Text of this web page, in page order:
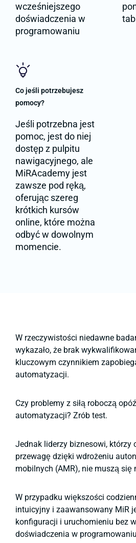
wcześniejszego
doświadczenia w
programowaniu
Co jeśli potrzebujesz
pomocy?
Jeśli potrzebna jest
pomoc, jest do niej
dostęp z pulpitu
nawigacyjnego, ale
MiRAcademy jest
zawsze pod ręką,
oferując szereg
krótkich kursów
online, które można
odbyć w dowolnym
momencie.
W rzeczywistości niedawne
wykazało, że brak
kluczowym czynnikiem
automatyzacji.
Czy problemy z siłą roboczą
automatyzacji? Zrób test.
Jednak liderzy biznesowi, którzy
przewagę dzięki wdrożeniu
mobilnych (AMR), nie muszą się
W przypadku większości
intuicyjny i zaawansowany MiR
konfiguracji i uruchomieniu bez
doświadczenia w